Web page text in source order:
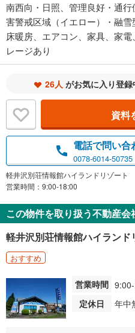
南西向・日照、管理良好・通
害警戒区域（イエロー）・融
床暖房、エアコン、家具、家
レージあり
26人 がお気に入り登録
資料
電話で問い合
0078-6014-50735
軽井沢別荘情報館ハイランドリゾート
営業時間：9:00-18:00
この物件を取り扱う不動産会
軽井沢別荘情報館ハイランド
おすすめ
営業時間
定休日
年中